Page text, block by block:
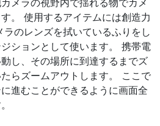
メラの視野内で揺れる物でカメ
。 使用するアイテムには創造力
のレンズを拭いているふりをし
ションとして使います。 携帯電
し、その場所に到達するまでズ
らズームアウトします。 ここで
進むことができるように画面全